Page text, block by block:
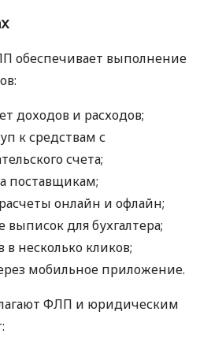
обеспечивает выполнение
доходов и расходов;
к средствам с
счета;
поставщикам;
онлайн и офлайн;
для бухгалтера;
в несколько кликов;
мобильное приложение.
ФЛП и юридическим